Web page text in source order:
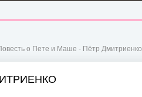
о Пете и Маше - Пётр Дмитриенко